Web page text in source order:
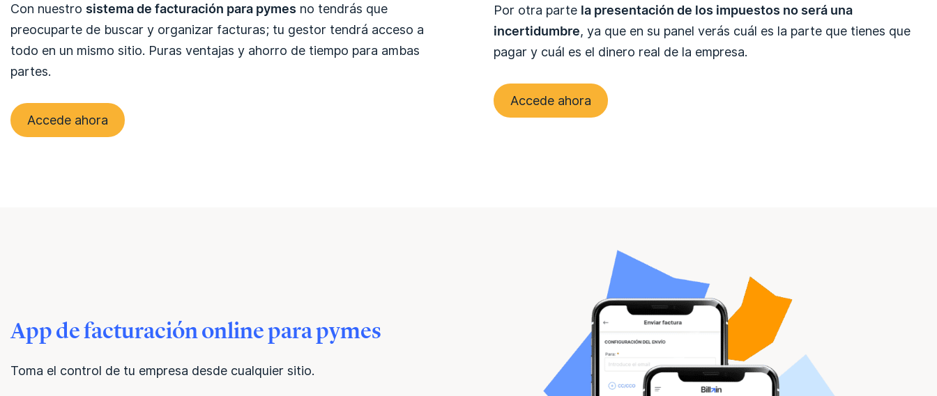
Con nuestro sistema de facturación para pymes no tendrás que
preocuparte de buscar y organizar facturas; tu gestor tendrá acceso a
todo en un mismo sitio. Puras ventajas y ahorro de tiempo para ambas
partes.
Accede ahora
Por otra parte la presentación de los impuestos no será una
incertidumbre, ya que en su panel verás cuál es la parte que tienes que
pagar y cuál es el dinero real de la empresa.
Accede ahora
App de facturación online para pymes
Toma el control de tu empresa desde cualquier sitio.